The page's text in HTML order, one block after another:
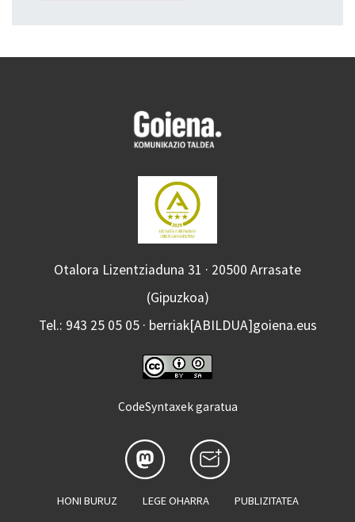
Otalora Lizentziaduna 31 · 20500 Arrasate
(Gipuzkoa)
Tel.: 943 25 05 05 · berriak[ABILDUA]goiena.eus
CodeSyntaxek garatua
HONI BURUZ LEGE OHARRA PUBLIZITATEA